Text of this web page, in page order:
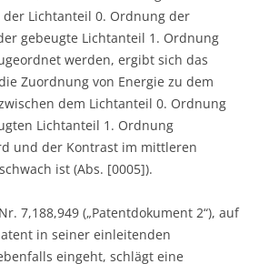
der Lichtanteil 0. Ordnung der
gebeugte Lichtanteil 1. Ordnung
werden, ergibt sich das
Zuordnung von Energie zu dem
dem Lichtanteil 0. Ordnung
Lichtanteil 1. Ordnung
und der Kontrast im mittleren
ist (Abs. [0005]).
7,188,949 („Patentdokument 2“), auf
in seiner einleitenden
eingeht, schlägt eine